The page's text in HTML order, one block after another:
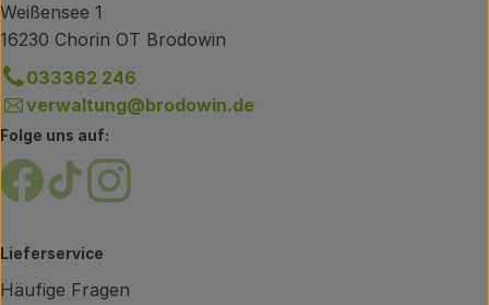
Weißensee 1
16230 Chorin OT Brodowin
033362 246
verwaltung@brodowin.de
Folge uns auf:
Externer Link zu https://www.facebook.com/
Externer Link zu https://www.tiktok.com/
Externer Link zu https://
Lieferservice
Häufige Fragen